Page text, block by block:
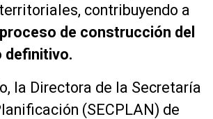
contribuyendo a
de construcción del
definitivo.
la Directora de la Secretaría
(SECPLAN) de